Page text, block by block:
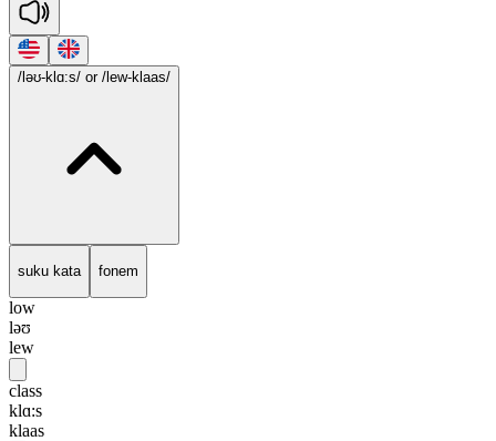
/ləʊ-klɑ:s/ or /lew-klaas/
suku kata fonem
low
ləʊ
lew
class
klɑ:s
klaas